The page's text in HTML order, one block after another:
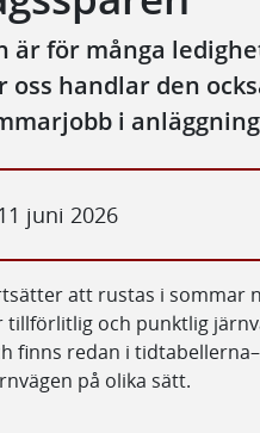
är för många
oss handlar den
i
juni 2026
att rustas i
tillförlitlig och punktlig
finns redan i
på olika sätt.